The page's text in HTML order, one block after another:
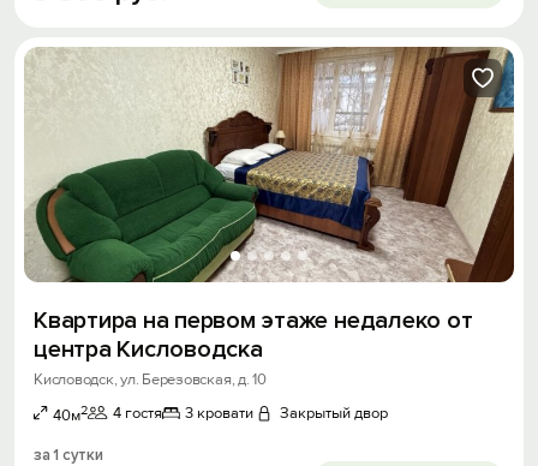
Квартира на первом этаже недалеко от
центра Кисловодска
Кисловодск, ул. Березовская, д. 10
40м2 4 гостя 3 кровати Закрытый двор
за 1 сутки